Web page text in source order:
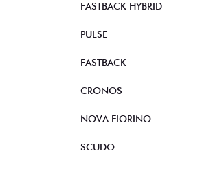
FASTBACK HYBRID
PULSE
FASTBACK
CRONOS
NOVA FIORINO
SCUDO